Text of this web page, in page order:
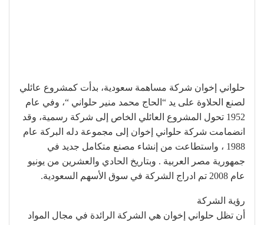
حلواني إخوان شركة مساهمة سعودية، بدأت كمشروع عائلي
لصنع الحلاوة على يد “الحاج محمد منير حلواني “، وفي عام
1952 تحول المشروع العائلي الخاص إلى شركة رسمية، وقد
انضمامت شركة حلواني إخوان إلى مجموعة دله البركة عام
1988 ، واستطاعت من إنشاء مصنع متكامل جديد في
جمهورية مصر العربية . وبتاريخ الحادي والعشرين من يونيو
عام 2008 تم ادراج الشركة في سوق الأسهم السعودية.
رؤية الشركة
أن تظل حلواني إخوان هي الشركة الرائدة في مجال المواد